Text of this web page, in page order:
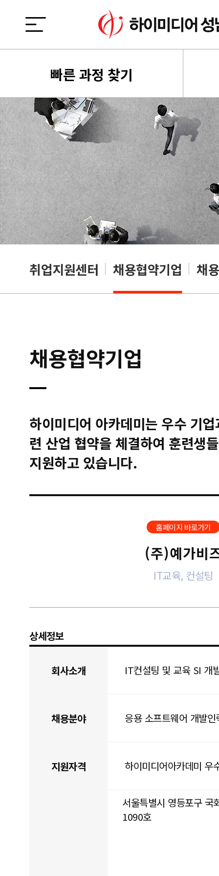
빠른 과정 찾기
취업지원센터 채용협약기업 채
채용협약기업
하이미디어 아카데미는 우수 기
련 산업 협약을 체결하여 훈련생
지원하고 있습니다.
홈페이지 바로가기
(주)예가비
IT교육, 컨설팅
상세정보
회사소개 IT컨설팅 및 교육 SI 개
채용분야 응용 소프트웨어 개발인
지원자격 하이미디어아카데미 우
서울특별시 영등포구
1090호